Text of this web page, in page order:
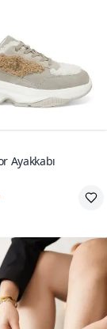
Ayakkabı